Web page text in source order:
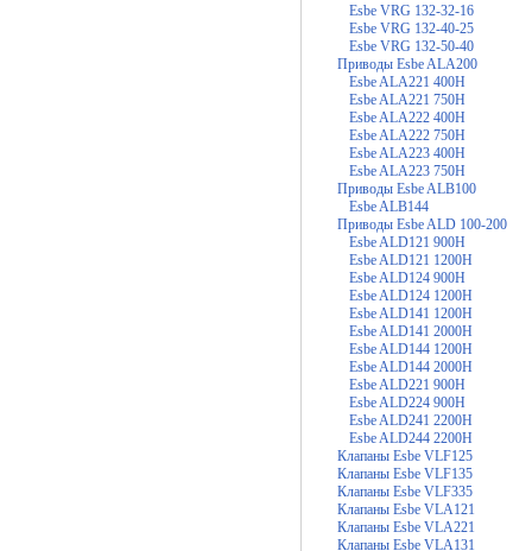
Esbe VRG 132-32-16
Esbe VRG 132-40-25
Esbe VRG 132-50-40
Приводы Esbe ALA200
Esbe ALA221 400Н
Esbe ALA221 750Н
Esbe ALA222 400Н
Esbe ALA222 750Н
Esbe ALA223 400Н
Esbe ALA223 750Н
Приводы Esbe ALB100
Esbe ALB144
Приводы Esbe ALD 100-200
Esbe ALD121 900H
Esbe ALD121 1200H
Esbe ALD124 900H
Esbe ALD124 1200H
Esbe ALD141 1200Н
Esbe ALD141 2000Н
Esbe ALD144 1200Н
Esbe ALD144 2000Н
Esbe ALD221 900Н
Esbe ALD224 900H
Esbe ALD241 2200Н
Esbe ALD244 2200H
Клапаны Esbe VLF125
Клапаны Esbe VLF135
Клапаны Esbe VLF335
Клапаны Esbe VLA121
Клапаны Esbe VLA221
Клапаны Esbe VLA131